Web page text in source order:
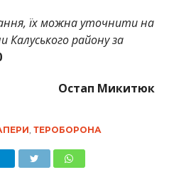
їх можна уточнити на
Калуського району за
Остап Микитюк
ТЕРОБОРОНА